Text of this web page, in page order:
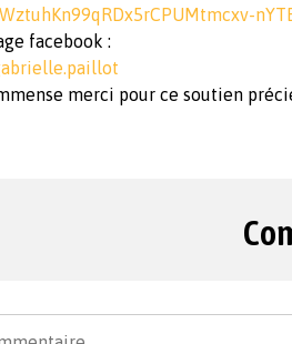
facebook :
merci pour ce soutien